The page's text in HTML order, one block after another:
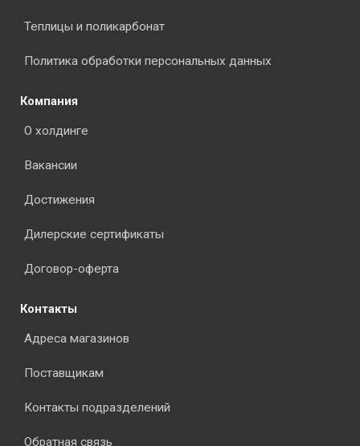
Теплицы и поликарбонат
Политика обработки персональных данных
Компания
О холдинге
Вакансии
Достижения
Дилерские сертификаты
Договор-оферта
Контакты
Адреса магазинов
Поставщикам
Контакты подразделений
Обратная связь